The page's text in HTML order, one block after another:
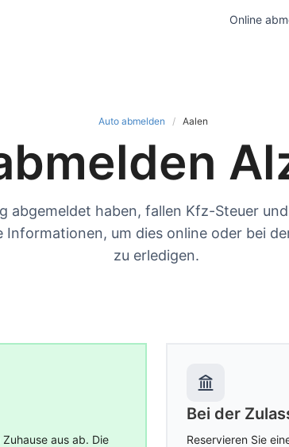
Online
Auto abmelden Aalen
abgemeldet haben, fallen Kfz-Steuer
Informationen, um dies online oder bei
zu erledigen.
aus ab. Die
Bei der
Reservieren Sie